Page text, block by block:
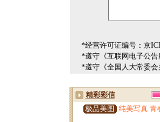
*经营许可证编号：京
*遵守《互联网电子公告
*遵守《全国人大常委会